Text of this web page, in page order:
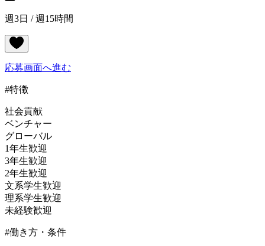
週3日 / 週15時間
応募画面へ進む
#特徴
社会貢献
ベンチャー
グローバル
1年生歓迎
3年生歓迎
2年生歓迎
文系学生歓迎
理系学生歓迎
未経験歓迎
#働き方・条件